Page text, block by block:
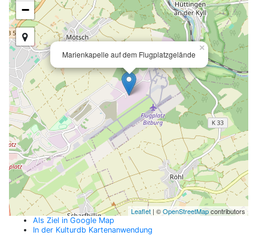
Marienkapelle auf dem Flugplatzgelände
×
−
Leaflet | ©OpenStreetMapcontributors
Als Ziel in Google Map
In der Kulturdb Kartenanwendung